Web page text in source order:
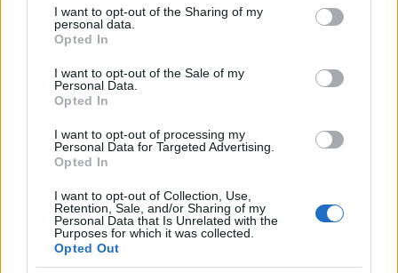
not limited to your visit or usage behaviour. You may click to
grant or deny consent to Google and its third-party tags to
use your data for below specified purposes in below Google
consent section.
I want to opt-out of the Sharing of my
personal data.
Opted In
I want to opt-out of the Sale of my
Personal Data.
Opted In
I want to opt-out of processing my
Personal Data for Targeted Advertising.
Opted In
I want to opt-out of Collection, Use,
Retention, Sale, and/or Sharing of my
Personal Data that Is Unrelated with the
Purposes for which it was collected.
Opted Out